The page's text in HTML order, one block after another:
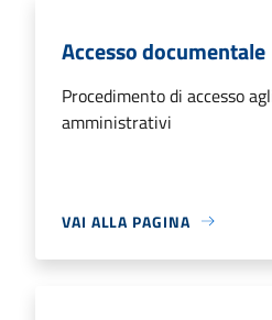
Accesso documentale
Procedimento di accesso
amministrativi
VAI ALLA PAGINA